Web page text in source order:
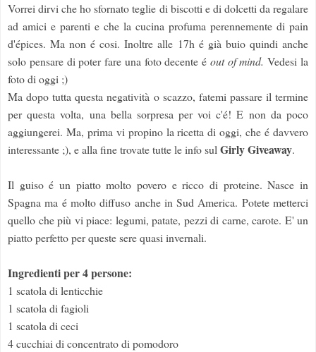
Vorrei dirvi che ho sfornato teglie di biscotti e di dolcetti da regalare
ad amici e parenti e che la cucina profuma perennemente di pain
d'épices. Ma non é cosi. Inoltre alle 17h é già buio quindi anche
solo pensare di poter fare una foto decente é out of mind.Vedesi la
foto di oggi ;)
Ma dopo tutta questa negatività o scazzo, fatemi passare il termine
per questa volta, una bella sorpresa per voi c'é! E non da poco
aggiungerei. Ma, prima vi propino la ricetta di oggi, che é davvero
interessante ;), e alla fine trovate tutte le info sulGirlyGiveaway.
Il guiso é un piatto molto povero e ricco di proteine. Nasce in
Spagna ma é molto diffuso anche in Sud America. Potete metterci
quello che più vi piace: legumi, patate, pezzi di carne, carote. E' un
piatto perfetto per queste sere quasi invernali.
Ingredienti per 4 persone:
1 scatola di lenticchie
1 scatola di fagioli
1 scatola di ceci
4 cucchiai di concentrato di pomodoro